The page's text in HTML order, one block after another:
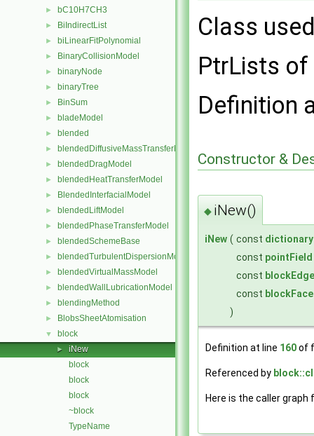
► bC10H7CH3
► BiIndirectList
► biLinearFitPolynomial
► BinaryCollisionModel
► binaryNode
► binaryTree
► BinSum
► bladeModel
► blended
► blendedDiffusiveMassTransferModel
► blendedDragModel
► blendedHeatTransferModel
► BlendedInterfacialModel
► blendedLiftModel
► blendedPhaseTransferModel
► blendedSchemeBase
► blendedTurbulentDispersionModel
► blendedVirtualMassModel
► blendedWallLubricationModel
► blendingMethod
► BlobsSheetAtomisation
▼ block
►
iNew
block
block
block
~block
TypeName
Class
PtrLists
Definition
Constructor &
◆ iNew()
iNew ( const dictionary
const pointField
const
const
)
Definition at line 160of
Referenced by
Here is the caller